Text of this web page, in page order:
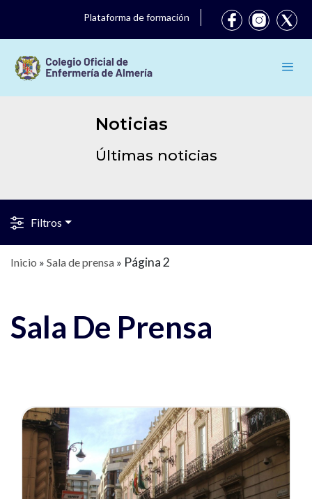
Plataforma de formación
Noticias
Últimas noticias
Filtros
Inicio » Sala de prensa » Página 2
Sala De Prensa
Ver noticia